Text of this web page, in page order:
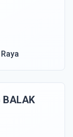
BALAK